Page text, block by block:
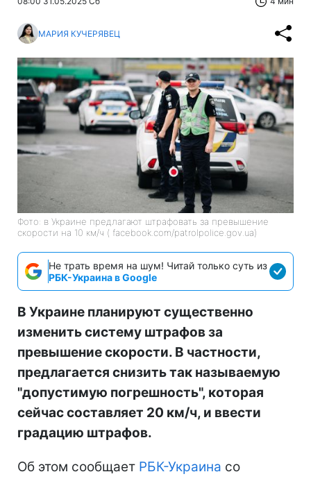
МАРИЯ КУЧЕРЯВЕЦ
Фото: в Украине предлагают штрафовать за превышение
скорости на 10 км/ч ( facebook.com/patrolpolice.gov.ua)
Не трать время на шум! Читай только суть из
РБК-Украина в Google
В Украине планируют существенно
изменить систему штрафов за
превышение скорости. В частности,
предлагается снизить так называемую
"допустимую погрешность", которая
сейчас составляет 20 км/ч, и ввести
градацию штрафов.
Об этом сообщает РБК-Украина со